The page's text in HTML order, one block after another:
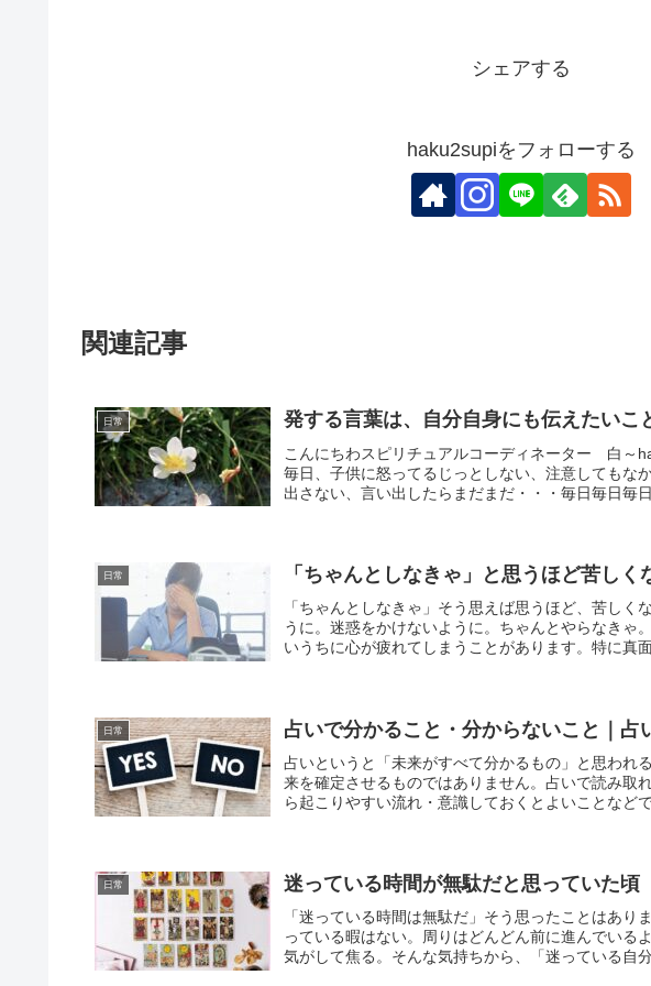
シェアする
haku2supiをフォローする
関連記事
日常 発する言葉は、自分自身にも伝えたいこ
こんにちわスピリチュアルコーディネーター 白～
毎日、子供に怒ってるじっとしない、注意してもな
出さない、言い出したらまだまだ・・・毎日毎日毎
日常 「ちゃんとしなきゃ」と思うほど苦し
「ちゃんとしなきゃ」そう思えば思うほど、苦しく
うに。迷惑をかけないように。ちゃんとやらなきゃ
いうちに心が疲れてしまうことがあります。特に真
日常 占いで分かること・分からないこと｜占
占いというと「未来がすべて分かるもの」と思われ
来を確定させるものではありません。占いで読み取
ら起こりやすい流れ・意識しておくとよいことなど
日常 迷っている時間が無駄だと思っていた頃
「迷っている時間は無駄だ」そう思ったことはあり
っている暇はない。周りはどんどん前に進んでいる
気がして焦る。そんな気持ちから、「迷っている自